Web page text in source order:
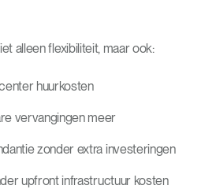
alleen flexibiliteit, maar ook:
huurkosten
vervangingen meer
zonder extra investeringen
upfront infrastructuur kosten